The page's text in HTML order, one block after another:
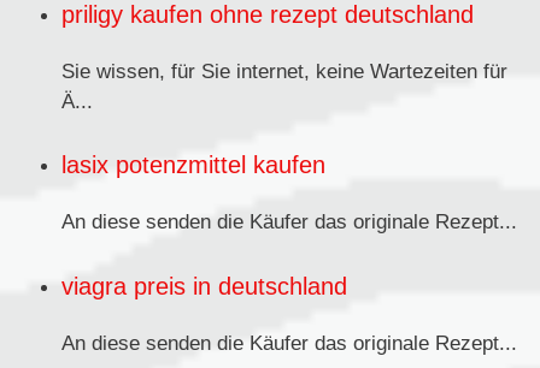
priligy kaufen ohne rezept deutschland
Sie wissen, für Sie internet, keine Wartezeiten für
Ä...
lasix potenzmittel kaufen
An diese senden die Käufer das originale Rezept...
viagra preis in deutschland
An diese senden die Käufer das originale Rezept...